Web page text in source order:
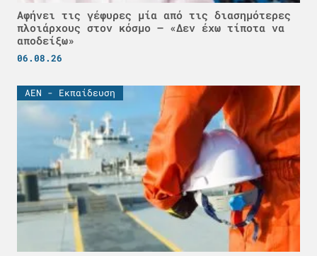
Αφήνει τις γέφυρες μία από τις διασημότερες
πλοιάρχους στον κόσμο – «Δεν έχω τίποτα να
αποδείξω»
06.08.26
ΑΕΝ - Εκπαίδευση